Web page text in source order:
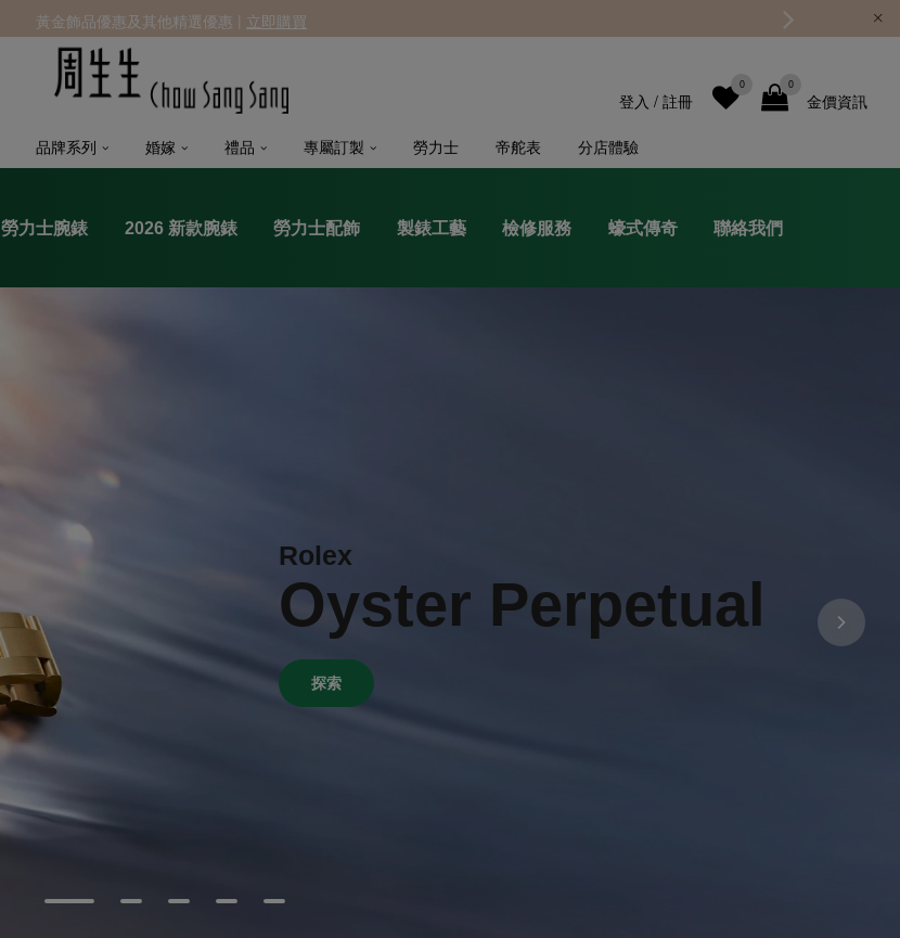
金價資訊
0
0
登入 / 註冊
品牌系列 婚嫁 禮品 專屬訂製 勞力士 帝舵表 分店體驗
黃金飾品優惠及其他精選優惠 | 立即購買
勞力士腕錶 2026 新款腕錶 勞力士配飾 製錶工藝 檢修服務 蠔式傳奇 聯絡我們
Rolex
Oyster Perpetual
探索